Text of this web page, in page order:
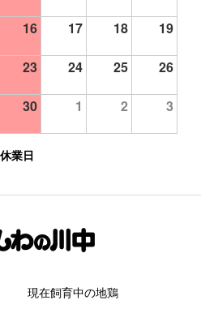
16 17 18 19
23 24 25 26
30 1 2 3
業日
現在飼育中の地鶏